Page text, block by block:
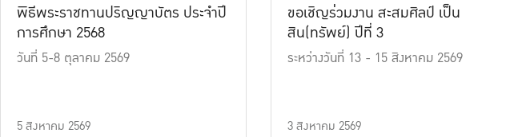
พิธีพระราชทานปริญญาบัตร ประจำปี
การศึกษา 2568
วันที่ 5-8 ตุลาคม 2569
5 สิงหาคม 2569
ขอเชิญร่วมงาน สะสมศิลป์ เป็น
สิน(ทรัพย์) ปีที่ 3
ระหว่างวันที่ 13 - 15 สิงหาคม 2569
3 สิงหาคม 2569